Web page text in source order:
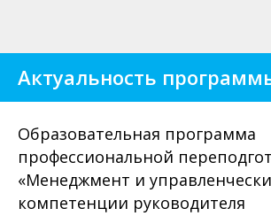
Актуальность
Образовательная программа
профессиональной
«Менеджмент и
компетенции руководителя